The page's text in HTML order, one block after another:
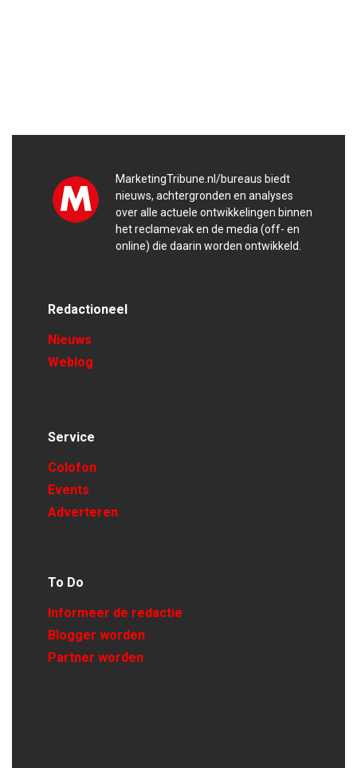
MarketingTribune.nl/bureaus biedt
nieuws, achtergronden en analyses
over alle actuele ontwikkelingen binnen
het reclamevak en de media (off- en
online) die daarin worden ontwikkeld.
Redactioneel
Nieuws
Weblog
Service
Colofon
Events
Adverteren
To Do
Informeer de redactie
Blogger worden
Partner worden